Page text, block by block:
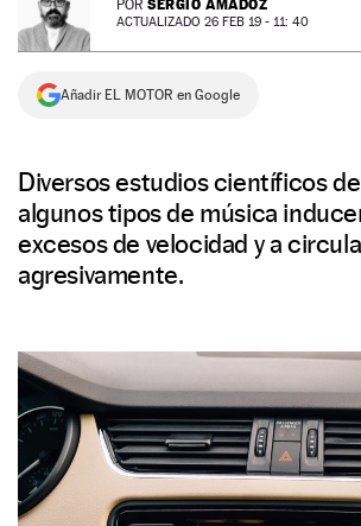
NEWSLETTER
SÍGUENOS
POR SERGIO AMADOZ
ACTUALIZADO 26 FEB 19 - 11: 40
Añadir EL MOTOR en Google
Diversos estudios científicos
algunos tipos de música
excesos de velocidad y a
agresivamente.